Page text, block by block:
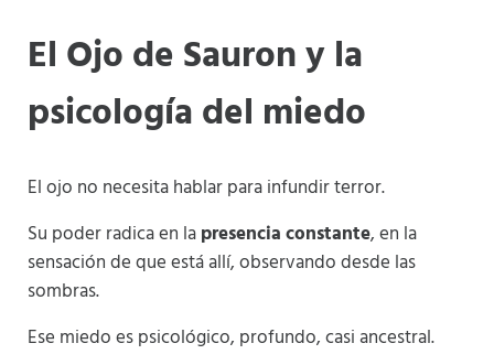
El Ojo de Sauron y la
psicología del miedo
El ojo no necesita hablar para infundir terror.
Su poder radica en lapresencia constante, en la
sensación de que está allí, observando desde las
sombras.
Ese miedo es psicológico, profundo, casi ancestral.